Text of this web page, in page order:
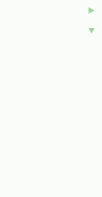
►
▼